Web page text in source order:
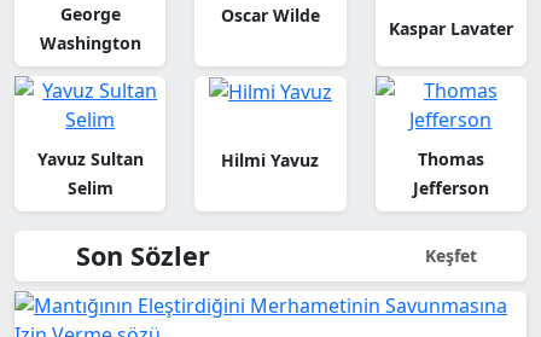
George
Washington
Oscar Wilde
Kaspar Lavater
Yavuz Sultan
Selim
Hilmi Yavuz
Thomas
Jefferson
Son Sözler Keşfet